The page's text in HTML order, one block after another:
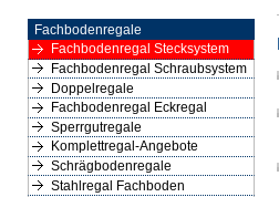
Fachbodenregale
Fachbodenregal Stecksystem
Fachbodenregal Schraubsystem
Doppelregale
Fachbodenregal Eckregal
Sperrgutregale
Komplettregal-Angebote
Schrägbodenregale
Stahlregal Fachboden